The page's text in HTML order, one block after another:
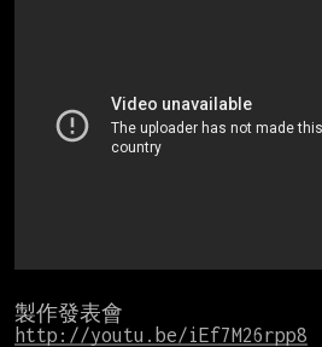
http://youtu.be/iEf7M26rpp8